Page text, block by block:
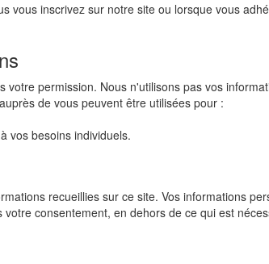
vous inscrivez sur notre site ou lorsque vous
votre permission. Nous n'utilisons pas vos
de vous peuvent être utilisées pour :
vos besoins individuels.
recueillies sur ce site. Vos informations
consentement, en dehors de ce qui est